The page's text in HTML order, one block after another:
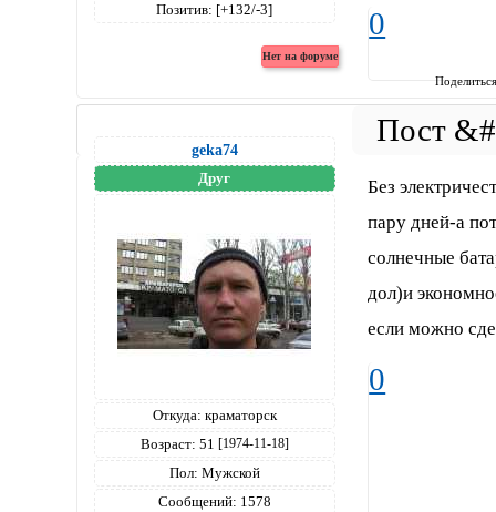
Позитив: [+132/-3] 0
geka74
Друг
Откуда: краматорск
Возраст: 51 [1974-11-18]
Пол: Мужской
Сообщений: 1578
Без
пару дней-а
солнечные
дол)и
если можно
0